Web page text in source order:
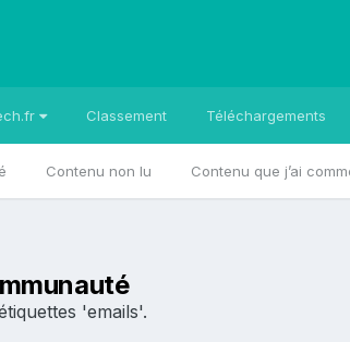
Contenu non lu Contenu que j’ai
Classement Téléchargements
'emails'.